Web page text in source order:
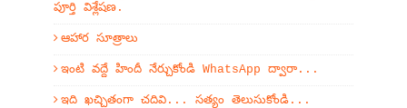
పూర్తి విశ్లేషణ.
ఆహార సూత్రాలు
ఇంటి వద్దే హిందీ నేర్చుకోండి WhatsApp ద్వారా...
ఇది ఖచ్చితంగా చదివి... సత్యం తెలుసుకోండి...